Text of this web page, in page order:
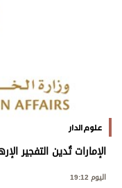
علوم الدار
الإمارات تُدين التفجير
اليوم 19:12